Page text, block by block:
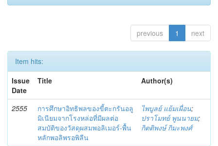
previous 1 next
Item hits:
Issue
Date
Title Author(s)
2555
การศึกษาอิทธิพลของขี้ตะกรันอลู
มิเนียมจากโรงหล่อที่มีผลต่อ
สมบัติของวัสดุผสมพอลิเมอร์-พื้น
หลักพอลิพรอพิลีน
ไพบูลย์ แย้มเผื่อน;
ปราโมทย์ พูนนายม;
กิตติพงษ์ กิมะพงศ์